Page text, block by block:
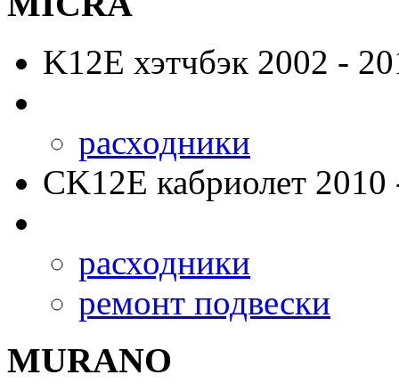
K12E хэтчбэк 2002 -
расходники
CK12E кабриолет 2010
расходники
ремонт подвески
MURANO